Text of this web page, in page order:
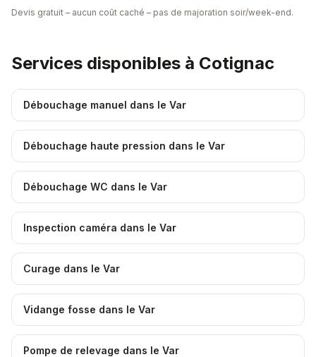
Devis gratuit – aucun coût caché – pas de majoration soir/week-end.
Services disponibles à Cotignac
Débouchage manuel dans le Var
Débouchage haute pression dans le Var
Débouchage WC dans le Var
Inspection caméra dans le Var
Curage dans le Var
Vidange fosse dans le Var
Pompe de relevage dans le Var